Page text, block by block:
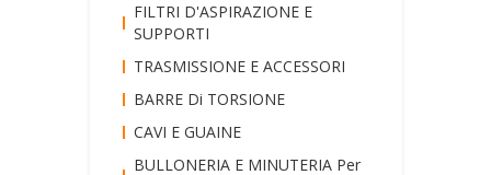
FILTRI D'ASPIRAZIONE E
SUPPORTI
TRASMISSIONE E ACCESSORI
BARRE Di TORSIONE
CAVI E GUAINE
BULLONERIA E MINUTERIA Per